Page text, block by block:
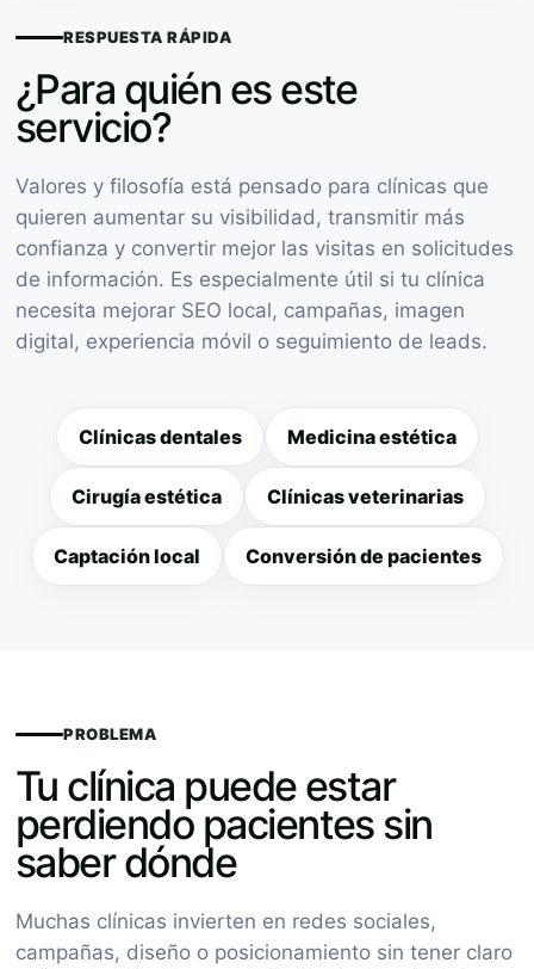
RESPUESTA RÁPIDA
¿Para quién es este
servicio?
Valores y filosofía está pensado para clínicas que
quieren aumentar su visibilidad, transmitir más
confianza y convertir mejor las visitas en solicitudes
de información. Es especialmente útil si tu clínica
necesita mejorar SEO local, campañas, imagen
digital, experiencia móvil o seguimiento de leads.
Clínicas dentales Medicina estética
Cirugía estética Clínicas veterinarias
Captación local Conversión de pacientes
PROBLEMA
Tu clínica puede estar
perdiendo pacientes sin
saber dónde
Muchas clínicas invierten en redes sociales,
campañas, diseño o posicionamiento sin tener claro